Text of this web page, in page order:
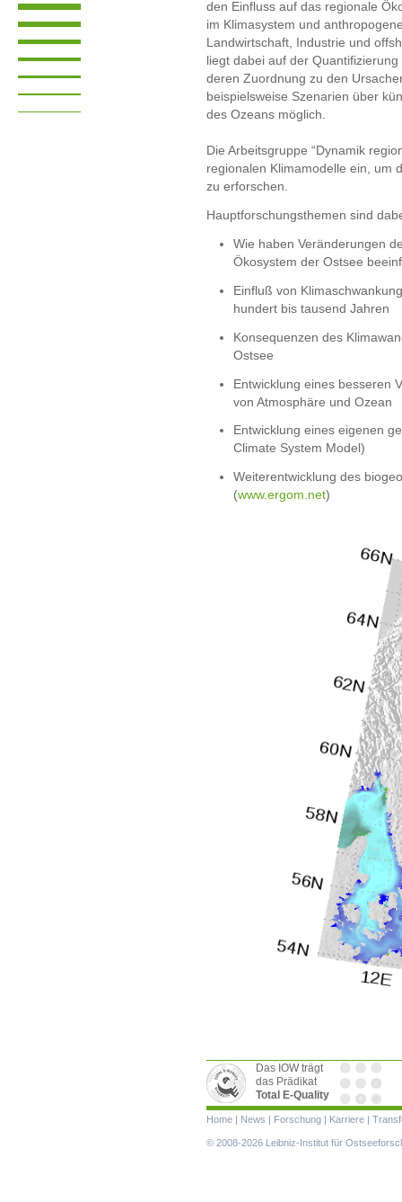
den Einfluss auf das regionale
im Klimasystem und
Landwirtschaft, Industrie und
liegt dabei auf der
deren Zuordnung zu den
beispielsweise Szenarien über
des Ozeans möglich.
Die Arbeitsgruppe “Dynamik
regionalen Klimamodelle ein, um
zu erforschen.
Hauptforschungsthemen sind
Wie haben Veränderungen
Ökosystem der Ostsee
Einfluß von
hundert bis tausend Jahren
Konsequenzen des
Ostsee
Entwicklung eines besseren
von Atmosphäre und Ozean
Entwicklung eines eigenen
Climate System Model)
Weiterentwicklung des
(www.ergom.net)
Das IOW trägt
das Prädikat
Total E-Quality
Navigation
überspringen
Home | News | Forschung | Karriere |
© 2008-2026 Leibniz-Institut für